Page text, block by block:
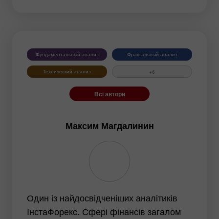
EURUSD
USDJPY
AUDUSD
EURJPY
NZDUSD
Фундаментальный анализ Фрактальный анализ
Технический анализ +6
Всі автори
Максим Магдалинин
Один із найдосвідченіших аналітиків
ІнстаФорекс. Сфері фінансів загалом